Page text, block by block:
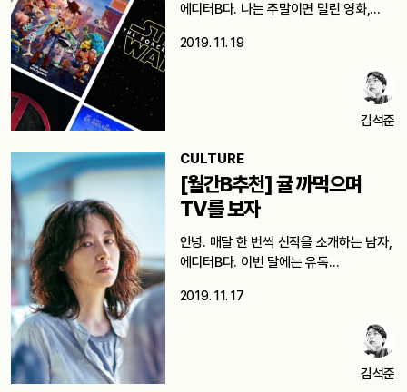
에디터B다. 나는 주말이면 밀린 영화,
2019. 11. 19
김석준
CULTURE
[월간B추천] 귤 까먹으며
TV를 보자
안녕. 매달 한 번씩 신작을 소개하는 남자,
에디터B다. 이번 달에는 유독…
2019. 11. 17
김석준